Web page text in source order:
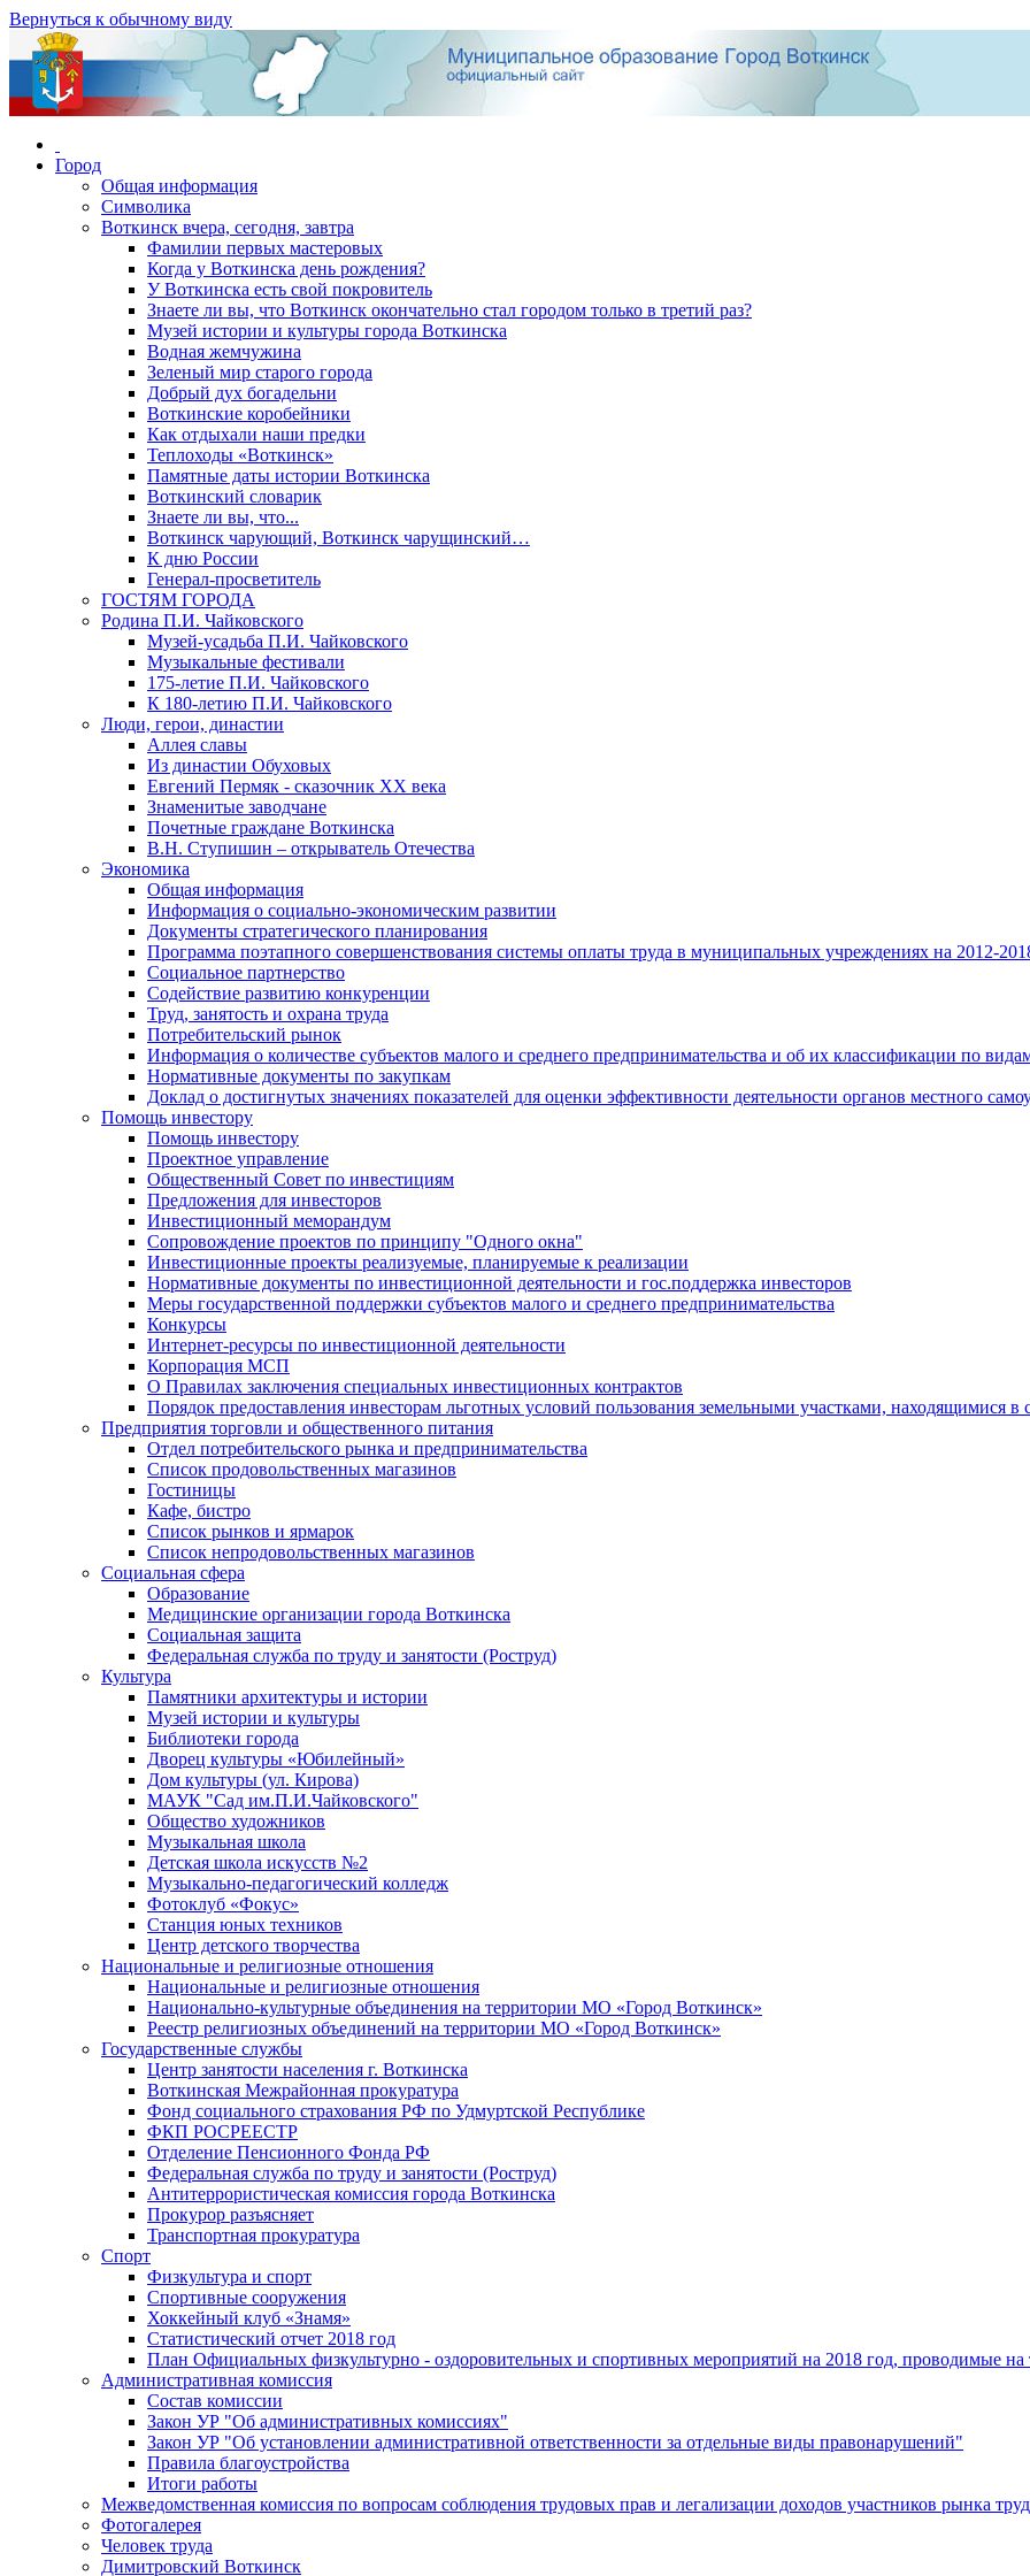
Вернуться к обычному виду
Город
Общая информация
Символика
Воткинск вчера, сегодня, завтра
Фамилии первых мастеровых
Когда у Воткинска день рождения?
У Воткинска есть свой покровитель
Знаете ли вы, что Воткинск окончательно стал городом только в третий раз?
Музей истории и культуры города Воткинска
Водная жемчужина
Зеленый мир старого города
Добрый дух богадельни
Воткинские коробейники
Как отдыхали наши предки
Теплоходы «Воткинск»
Памятные даты истории Воткинска
Воткинский словарик
Знаете ли вы, что...
Воткинск чарующий, Воткинск чарущинский…
К дню России
Генерал-просветитель
ГОСТЯМ ГОРОДА
Родина П.И. Чайковского
Музей-усадьба П.И. Чайковского
Музыкальные фестивали
175-летие П.И. Чайковского
К 180-летию П.И. Чайковского
Люди, герои, династии
Аллея славы
Из династии Обуховых
Евгений Пермяк - сказочник XX века
Знаменитые заводчане
Почетные граждане Воткинска
В.Н. Ступишин – открыватель Отечества
Экономика
Общая информация
Информация о социально-экономическим развитии
Документы стратегического планирования
Программа поэтапного совершенствования системы оплаты труда в муниципальных учреждениях на 2012-
Социальное партнерство
Содействие развитию конкуренции
Труд, занятость и охрана труда
Потребительский рынок
Информация о количестве субъектов малого и среднего предпринимательства и об их классификации по
Нормативные документы по закупкам
Доклад о достигнутых значениях показателей для оценки эффективности деятельности органов местного
Помощь инвестору
Помощь инвестору
Проектное управление
Общественный Совет по инвестициям
Предложения для инвесторов
Инвестиционный меморандум
Сопровождение проектов по принципу "Oдного окна"
Инвестиционные проекты реализуемые, планируемые к реализации
Нормативные документы по инвестиционной деятельности и гос.поддержка инвесторов
Меры государственной поддержки субъектов малого и среднего предпринимательства
Конкурсы
Интернет-ресурсы по инвестиционной деятельности
Корпорация МСП
О Правилах заключения специальных инвестиционных контрактов
Порядок предоставления инвесторам льготных условий пользования земельными участками, находящимися
Предприятия торговли и общественного питания
Отдел потребительского рынка и предпринимательства
Список продовольственных магазинов
Гостиницы
Кафе, бистро
Cписок рынков и ярмарок
Список непродовольственных магазинов
Социальная сфера
Образование
Медицинские организации города Воткинска
Социальная защита
Федеральная служба по труду и занятости (Роструд)
Культура
Памятники архитектуры и истории
Музей истории и культуры
Библиотеки города
Дворец культуры «Юбилейный»
Дом культуры (ул. Кирова)
МАУК "Сад им.П.И.Чайковского"
Общество художников
Музыкальная школа
Детская школа искусств №2
Музыкально-педагогический колледж
Фотоклуб «Фокус»
Станция юных техников
Центр детского творчества
Национальные и религиозные отношения
Национальные и религиозные отношения
Национально-культурные объединения на территории МО «Город Воткинск»
Реестр религиозных объединений на территории МО «Город Воткинск»
Государственные службы
Центр занятости населения г. Воткинска
Воткинская Межрайонная прокуратура
Фонд социального страхования РФ по Удмуртской Республике
ФКП РОСРЕЕСТР
Отделение Пенсионного Фонда РФ
Федеральная служба по труду и занятости (Роструд)
Антитеррористическая комиссия города Воткинска
Прокурор разъясняет
Транспортная прокуратура
Спорт
Физкультура и спорт
Спортивные сооружения
Хоккейный клуб «Знамя»
Статистический отчет 2018 год
План Официальных физкультурно - оздоровительных и спортивных мероприятий на 2018 год, проводимые
Административная комиссия
Состав комиссии
Закон УР "Об административных комиссиях"
Закон УР "Об установлении административной ответственности за отдельные виды правонарушений"
Правила благоустройства
Итоги работы
Межведомственная комиссия по вопросам соблюдения трудовых прав и легализации доходов участников рынка
Фотогалерея
Человек труда
Димитровский Воткинск